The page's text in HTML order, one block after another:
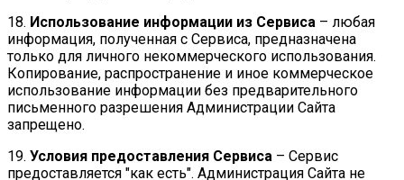
18. Использование информации из Сервиса – любая
информация, полученная с Сервиса, предназначена
только для личного некоммерческого использования.
Копирование, распространение и иное коммерческое
использование информации без предварительного
письменного разрешения Администрации Сайта
запрещено.
19. Условия предоставления Сервиса – Сервис
предоставляется "как есть". Администрация Сайта не